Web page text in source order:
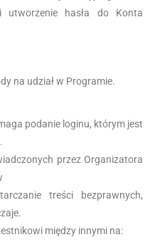
utworzenie hasła do Konta
na udział w Programie.
podanie loginu, którym jest
przez Organizatora
treści bezprawnych,
między innymi na: